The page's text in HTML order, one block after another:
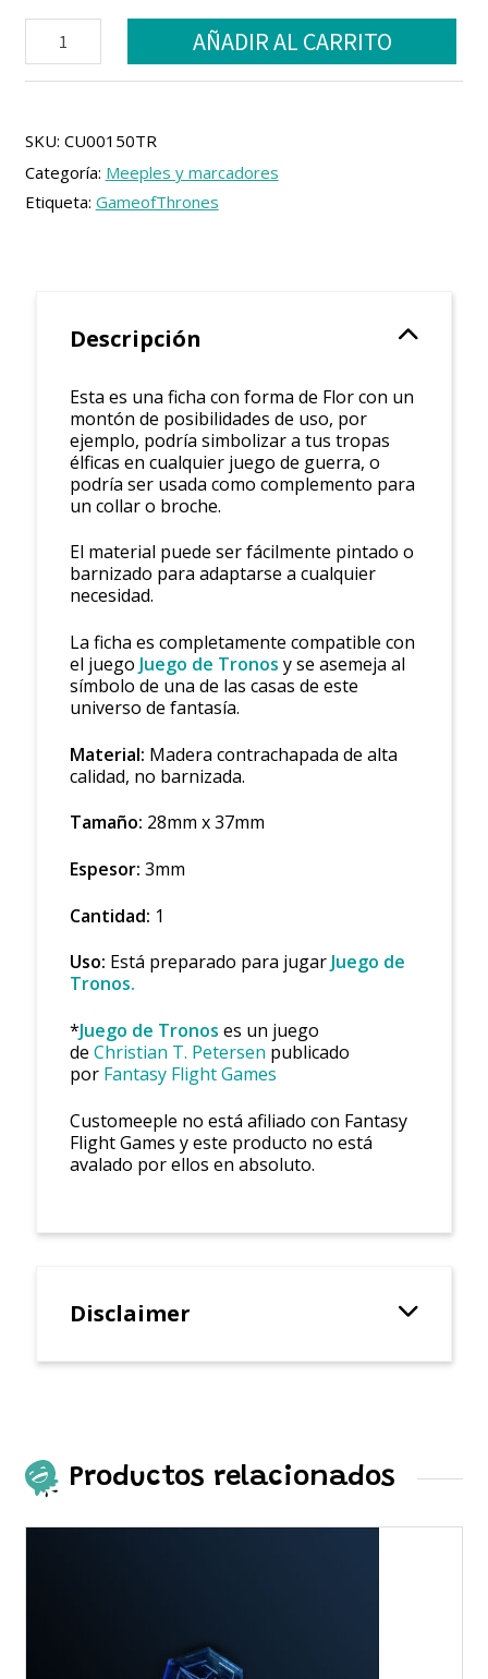
cantidad
AÑADIR AL CARRITO
SKU: CU00150TR
Categoría: Meeples y marcadores
Etiqueta: GameofThrones
Descripción
Esta es una ficha con forma de Flor con un
montón de posibilidades de uso, por
ejemplo, podría simbolizar a tus tropas
élficas en cualquier juego de guerra, o
podría ser usada como complemento para
un collar o broche.
El material puede ser fácilmente pintado o
barnizado para adaptarse a cualquier
necesidad.
La ficha es completamente compatible con
el juego Juego de Tronos y se asemeja al
símbolo de una de las casas de este
universo de fantasía.
Material: Madera contrachapada de alta
calidad, no barnizada.
Tamaño: 28mm x 37mm
Espesor: 3mm
Cantidad: 1
Uso: Está preparado para jugar Juego de
Tronos.
*Juego de Tronos es un juego
de Christian T. Petersen publicado
por Fantasy Flight Games
Customeeple no está afiliado con Fantasy
Flight Games y este producto no está
avalado por ellos en absoluto.
Disclaimer
Productos relacionados